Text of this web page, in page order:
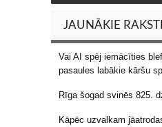
JAUNĀKIE RAKSTI
Vai AI spēj iemācīties
pasaules labākie kāršu
Rīga šogad svinēs 825.
Kāpēc uzvalkam